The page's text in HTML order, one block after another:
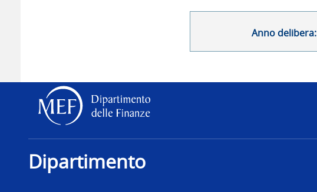
Anno delibera:
Dipartimento delle Finanze
Dipartimento